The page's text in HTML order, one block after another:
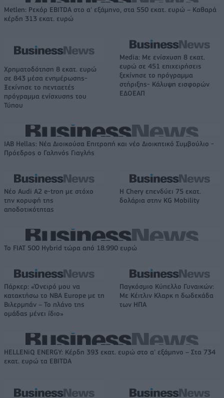
Metlen: Ρεκόρ EBITDA στο α' εξάμηνο, στα 550 εκατ. ευρώ – Καθαρά
κέρδη 313 εκατ. ευρώ
Χρηματοδότηση 8 εκατ. ευρώ
σε 843 μέσα ενημέρωσης-
Ξεκίνησε το πενταετές
πρόγραμμα ενίσχυσης του
Τύπου
Media: Με ενίσχυση 8 εκατ.
ευρώ σε 451 επιχειρήσεις
ξεκίνησε το πρόγραμμα
στήριξης- Κάλυψη εισφορών
ΕΔΟΕΑΠ
IAB Hellas: Νέα Διοικούσα Επιτροπή και νέο Διοικητικό Συμβούλιο -
Πρόεδρος ο Γαληνός Γιαγλής
Νέο Audi A2 e-tron με στόχο
την κορυφή της
αποδοτικότητας
Η Chery επενδύει 75 εκατ.
δολάρια στην KG Mobility
Το FIAT 500 Hybrid τώρα από 18.990 ευρώ
Πάρκερ: «Όνειρό μου να
κατακτήσω το ΝΒΑ Europe με τη
Βιλερμπάν – Το πλάνο της
ομάδας μένει ίδιο»
Παγκόσμιο Κύπελλο Γυναικών:
Με Κέιτλιν Κλαρκ η δωδεκάδα
των ΗΠΑ
HELLENiQ ENERGY: Κέρδη 393 εκατ. ευρώ στο α' εξάμηνο – Στα 734
εκατ. ευρώ τα EBITDA